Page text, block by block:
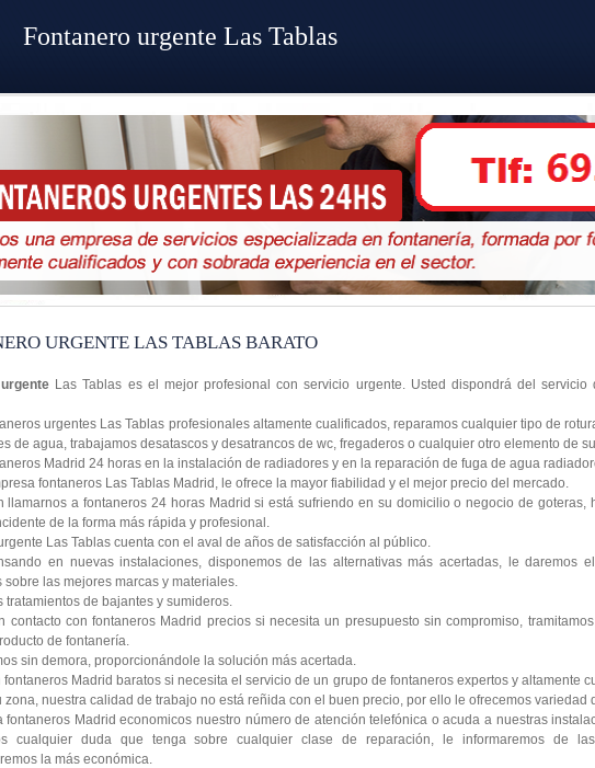
URGENTE LAS TABLAS BARATO
Las Tablas es el mejor profesional con servicio urgente. Usted dispondrá del
urgentes Las Tablas profesionales altamente cualificados, reparamos cualquier tipo de
de agua, trabajamos desatascos y desatrancos de wc, fregaderos o cualquier otro elemento de
Madrid 24 horas en la instalación de radiadores y en la reparación de fuga de agua
fontaneros Las Tablas Madrid, le ofrece la mayor fiabilidad y el mejor precio del mercado.
llamarnos a fontaneros 24 horas Madrid si está sufriendo en su domicilio o negocio de goteras,
de la forma más rápida y profesional.
Las Tablas cuenta con el aval de años de satisfacción al público.
en nuevas instalaciones, disponemos de las alternativas más acertadas, le daremos
sobre las mejores marcas y materiales.
tratamientos de bajantes y sumideros.
contacto con fontaneros Madrid precios si necesita un presupuesto sin compromiso,
de fontanería.
sin demora, proporcionándole la solución más acertada.
fontaneros Madrid baratos si necesita el servicio de un grupo de fontaneros expertos y altamente
zona, nuestra calidad de trabajo no está reñida con el buen precio, por ello le ofrecemos variedad
fontaneros Madrid economicos nuestro número de atención telefónica o acuda a nuestras
cualquier duda que tenga sobre cualquier clase de reparación, le informaremos de
la más económica.
Fontanero urgente Las Tablas